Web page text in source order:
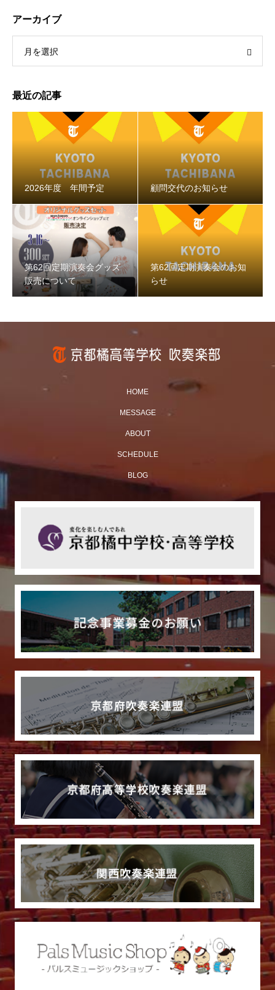
アーカイブ
月を選択
最近の記事
2026年度 年間予定 顧問交代のお知らせ
第62回定期演奏会グッズ
販売について
第62回定期演奏会のお知
らせ
HOME
MESSAGE
ABOUT
SCHEDULE
BLOG